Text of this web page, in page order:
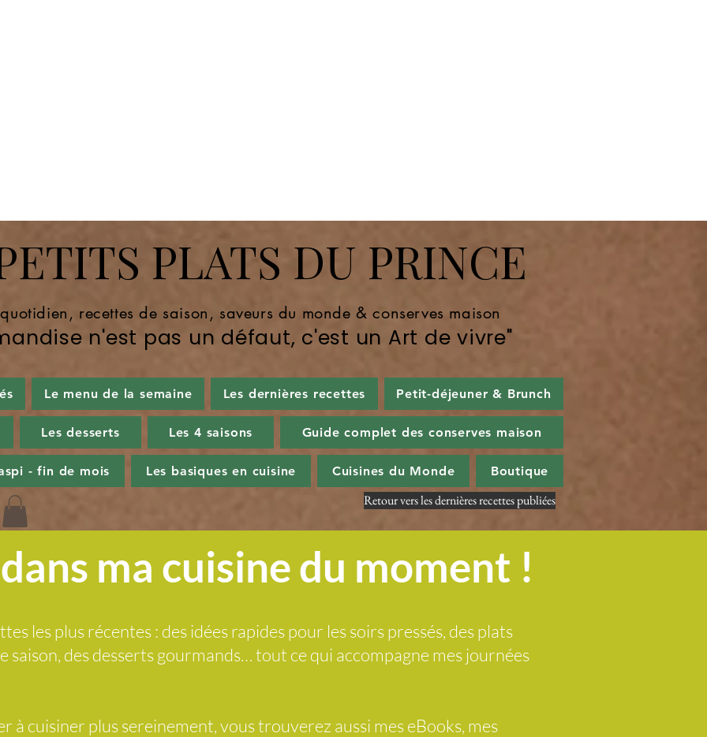
PLATS DU PRINCE
recettes de saison, saveurs du monde & conserves maison
n'est pas un défaut, c'est un Art de vivre"
Le menu de la semaine Les dernières recettes Petit-déjeuner & Brunch
Les desserts Les 4 saisons Guide complet des conserves maison
- fin de mois Les basiques en cuisine Cuisines du Monde Boutique
Retour vers les dernières recettes publiées
ma cuisine du moment !
les plus récentes : des idées rapides pour les soirs pressés, des plats
saison, des desserts gourmands… tout ce qui accompagne mes journées
à cuisiner plus sereinement, vous trouverez aussi mes eBooks, mes